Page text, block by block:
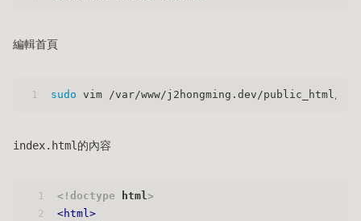
編輯首頁
1 sudo vim /var/www/j2hongming.dev/public_html/
index.html的內容
1
2
<!doctype html>
<html>